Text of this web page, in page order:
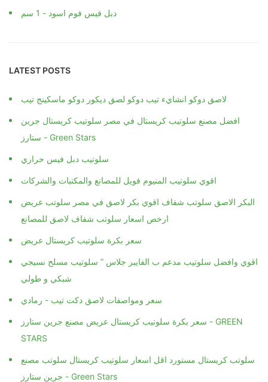
دبل فيس فوم اسود - 1 سم
LATEST POSTS
لاصق دوكو انشايء تيب دوكو لصق ديكور دوكو ماسكينج تيب
افضل مصنع سلوتيب كريستال في مصر سلوتيب كريستال جرين
ستارز - Green Stars
سلوتيب دبل فيس حراري
اقوي سلوتيب المنيوم فويل للمصانع والمكتبات والشركات
البكر الاصق سلوتب شفاف اقوي بكر لاصق في مصر سلوتب عريض
ارخص اسعار سلوتب شفاف لاصق للمصانع
سعر بكرة سلوتيب كريستال عريض
اقوي وافضل سلوتيب مدعم ب الفايبر جلاس ” سلوتيب مسلح نسيجي
شبكي و طولي
سعر ومواصفات لاصق دكت تيب - رمادي
سعر بكرة سلوتيب كريستال عريض مصنع جرين ستارز - GREEN
STARS
سلوتب كريستال مستورد اقل اسعار سلوتيب كريستال سلوتب مصنع
جرين ستارز - Green Stars